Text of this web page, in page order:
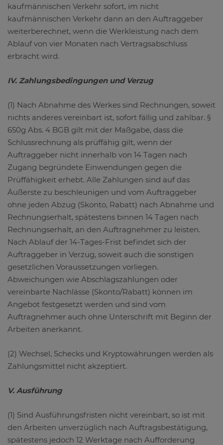
kaufmännischen Verkehr sofort, im nicht
kaufmännischen Verkehr dann an den Auftraggeber
weiterberechnet, wenn die Werkleistung nach dem
Ablauf von vier Monaten nach Vertragsabschluss
erbracht wird.
IV. Zahlungsbedingungen und Verzug
(1) Nach Abnahme des Werkes sind Rechnungen, soweit
nichts anderes vereinbart ist, sofort fällig und zahlbar. §
650g Abs. 4 BGB gilt mit der Maßgabe, dass die
Schlussrechnung als prüffähig gilt, wenn der
Auftraggeber nicht innerhalb von 14 Tagen nach
Zugang begründete Einwendungen gegen die
Prüffähigkeit erhebt. Alle Zahlungen sind auf das
Äußerste zu beschleunigen und vom Auftraggeber
ohne jeden Abzug (Skonto, Rabatt) nach Abnahme und
Rechnungserhalt, spätestens binnen 14 Tagen nach
Rechnungserhalt, an den Auftragnehmer zu leisten.
Nach Ablauf der 14-Tages-Frist befindet sich der
Auftraggeber in Verzug, soweit auch die sonstigen
gesetzlichen Voraussetzungen vorliegen.
Abweichungen wie Abschlagszahlungen oder
vereinbarte Nachlässe (Skonto/Rabatt) können im
Angebot festgesetzt werden und sind vom
Auftragnehmer auch ohne Unterschrift mit Beginn der
Arbeiten anerkannt.
(2) Wechsel, Schecks und Kryptowährungen werden als
Zahlungsmittel nicht akzeptiert.
V. Ausführung
(1) Sind Ausführungsfristen nicht vereinbart, so ist mit
den Arbeiten unverzüglich nach Auftragsbestätigung,
spätestens jedoch 12 Werktage nach Aufforderung